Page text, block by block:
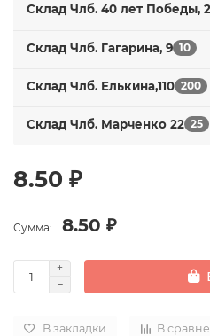
Склад Члб. 40 лет Победы,
Склад Члб. Гагарина, 9 10
Склад Члб. Елькина,110 200
Склад Члб. Марченко 22 25
8.50 ₽
Сумма: 8.50 ₽
В закладки В